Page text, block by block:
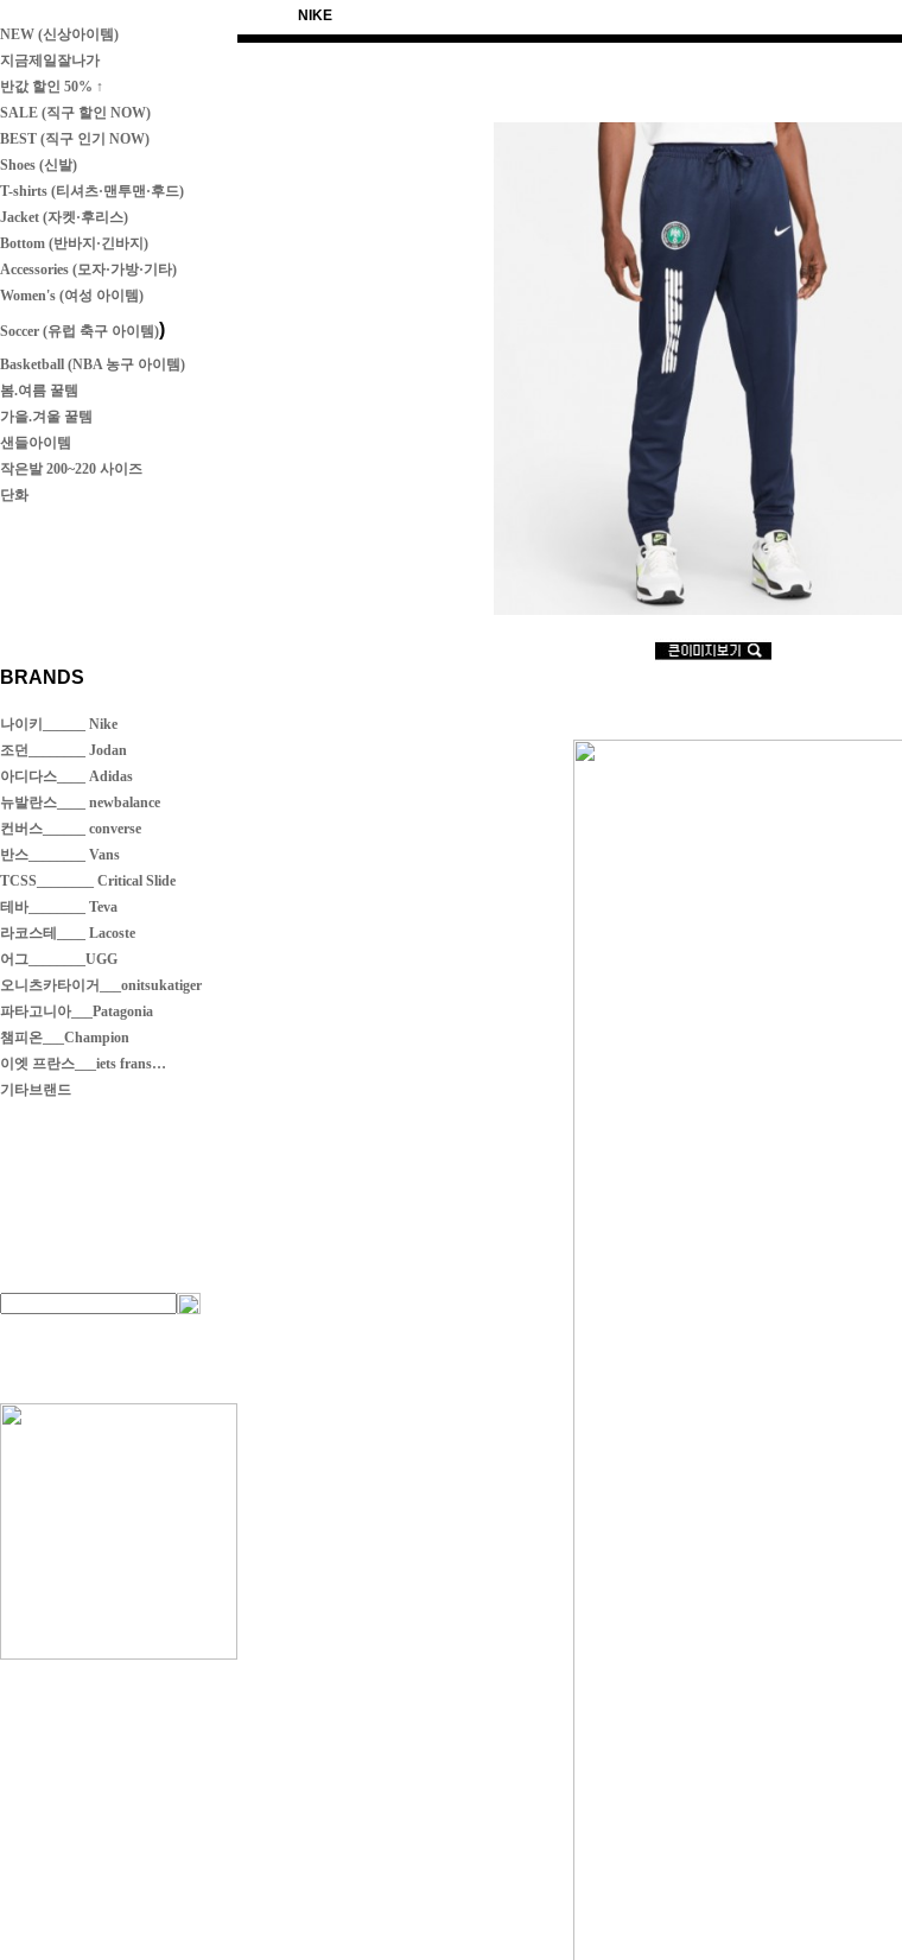
NEW (신상아이템)
지금제일잘나가
반값 할인 50% ↑
SALE (직구 할인 NOW)
BEST (직구 인기 NOW)
Shoes (신발)
T-shirts (티셔츠·맨투맨·후드)
Jacket (자켓·후리스)
Bottom (반바지·긴바지)
Accessories (모자·가방·기타)
Women's (여성 아이템)
Soccer (유럽 축구 아이템))
Basketball (NBA 농구 아이템)
봄.여름 꿀템
가을.겨울 꿀템
샌들아이템
작은발 200~220 사이즈
단화
BRANDS
나이키______ Nike
조던________ Jodan
아디다스____ Adidas
뉴발란스____ newbalance
컨버스______ converse
반스________ Vans
TCSS________ Critical Slide
테바________ Teva
라코스테____ Lacoste
어그________UGG
오니츠카타이거___onitsukatiger
파타고니아___Patagonia
챔피온___Champion
이엣 프란스___iets frans…
기타브랜드
NIKE